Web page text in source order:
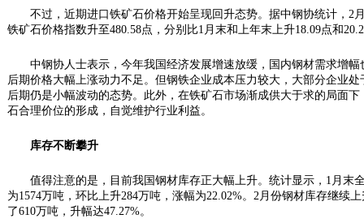
不过，近期进口铁矿石价格开始呈现回升态势。据中钢协统计，2
铁矿石价格指数升至480.58点，分别比1月末和上年末上升18.09点和
中钢协人士表示，今年我国经济发展增速放缓，国内钢材需求增幅
后期价格大幅上涨动力不足。但钢铁企业成本压力较大，大部分企业
后期仍是小幅波动的态势。此外，在铁矿石市场渐成供大于求的局面
石合理价位的形成，自觉维护行业利益。
库存不断攀升
值得注意的是，目前我国钢材库存正大幅上升。统计显示，1月末
为1574万吨，环比上升284万吨，涨幅为22.02%。2月份钢材库存继续
了610万吨，升幅达47.27%。